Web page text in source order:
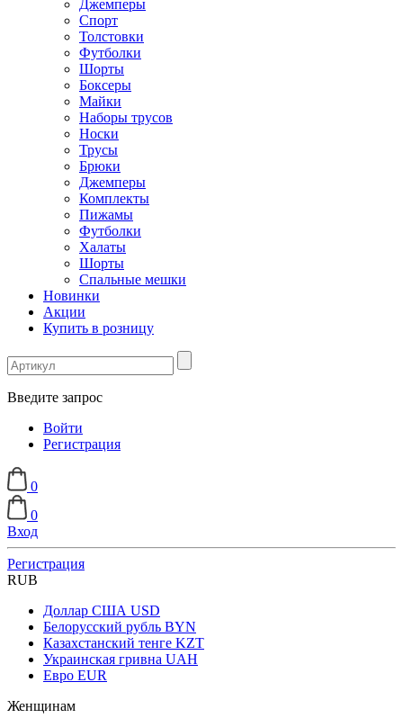
Джемперы
Спорт
Толстовки
Футболки
Шорты
Боксеры
Майки
Наборы трусов
Носки
Трусы
Брюки
Джемперы
Комплекты
Пижамы
Футболки
Халаты
Шорты
Спальные мешки
Новинки
Акции
Купить в розницу
Введите запрос
Войти
Регистрация
0
0
Вход
Регистрация
RUB
Доллар США USD
Белорусский рубль BYN
Казахстанский тенге KZT
Украинская гривна UAH
Евро EUR
Женщинам